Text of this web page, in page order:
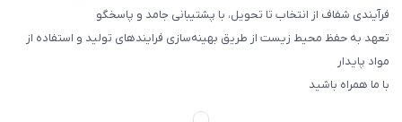
فرآیندی شفاف از انتخاب تا تحویل، با پشتیبانی جامد و پاسخگو
تعهد به حفظ محیط زیست از طریق بهینه‌سازی فرایندهای تولید و استفاده از
مواد پایدار
با ما همراه باشید